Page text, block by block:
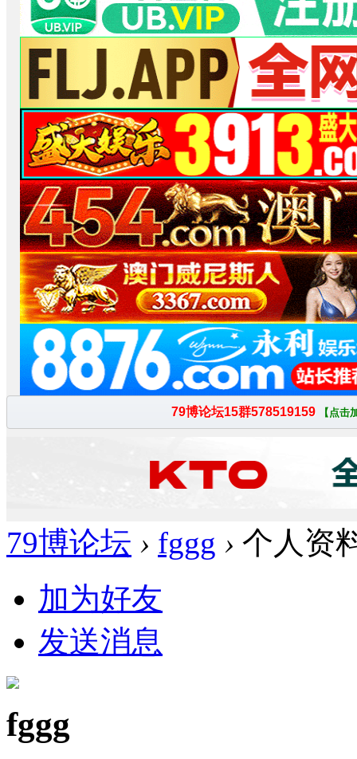
79博论坛 › fggg › 个人资
加为好友
发送消息
fggg